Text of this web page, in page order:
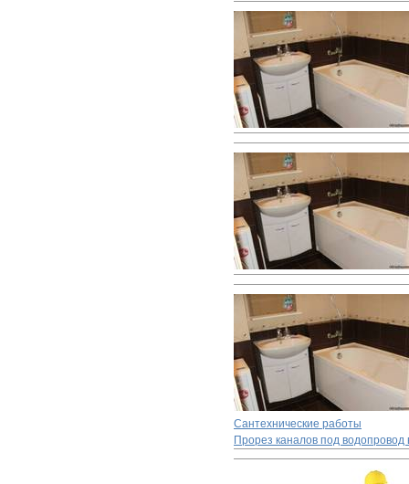
Сантехнические работы
Прорез каналов под водопровод